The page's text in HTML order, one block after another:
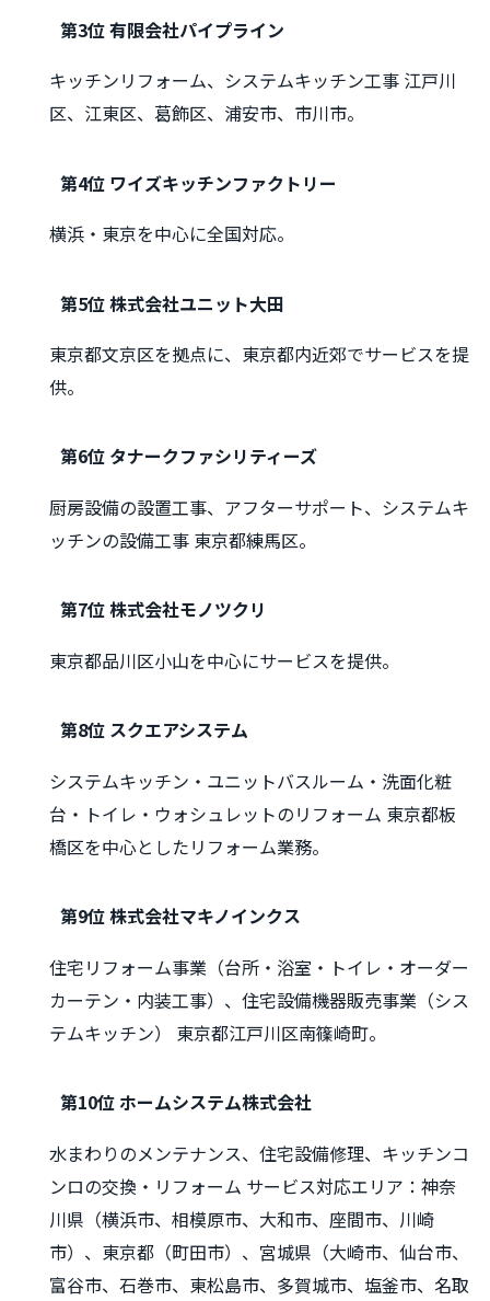
第3位 有限会社パイプライン
キッチンリフォーム、システムキッチン工事 江戸川
区、江東区、葛飾区、浦安市、市川市。
第4位 ワイズキッチンファクトリー
横浜・東京を中心に全国対応。
第5位 株式会社ユニット大田
東京都文京区を拠点に、東京都内近郊でサービスを提
供。
第6位 タナークファシリティーズ
厨房設備の設置工事、アフターサポート、システムキ
ッチンの設備工事 東京都練馬区。
第7位 株式会社モノツクリ
東京都品川区小山を中心にサービスを提供。
第8位 スクエアシステム
システムキッチン・ユニットバスルーム・洗面化粧
台・トイレ・ウォシュレットのリフォーム 東京都板
橋区を中心としたリフォーム業務。
第9位 株式会社マキノインクス
住宅リフォーム事業（台所・浴室・トイレ・オーダー
カーテン・内装工事）、住宅設備機器販売事業（シス
テムキッチン） 東京都江戸川区南篠崎町。
第10位 ホームシステム株式会社
水まわりのメンテナンス、住宅設備修理、キッチンコ
ンロの交換・リフォーム サービス対応エリア：神奈
川県（横浜市、相模原市、大和市、座間市、川崎
市）、東京都（町田市）、宮城県（大崎市、仙台市、
富谷市、石巻市、東松島市、多賀城市、塩釜市、名取